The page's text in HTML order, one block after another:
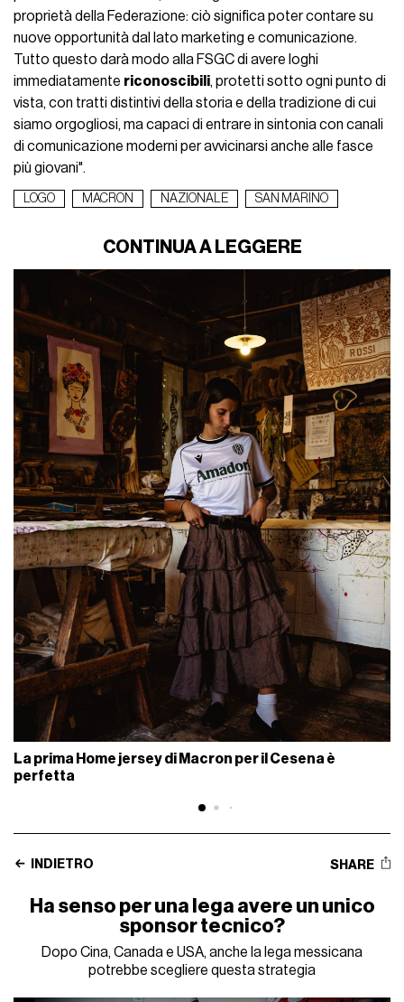
proprietà della Federazione: ciò significa poter contare su
nuove opportunità dal lato marketing e comunicazione.
Tutto questo darà modo alla FSGC di avere loghi
immediatamente riconoscibili, protetti sotto ogni punto di
vista, con tratti distintivi della storia e della tradizione di cui
siamo orgogliosi, ma capaci di entrare in sintonia con canali
di comunicazione moderni per avvicinarsi anche alle fasce
più giovani".
LOGO MACRON NAZIONALE SAN MARINO
CONTINUA A LEGGERE
La prima Home jersey di Macron per il Cesena è
perfetta
INDIETRO SHARE
Ha senso per una lega avere un unico
sponsor tecnico?
Dopo Cina, Canada e USA, anche la lega messicana
potrebbe scegliere questa strategia